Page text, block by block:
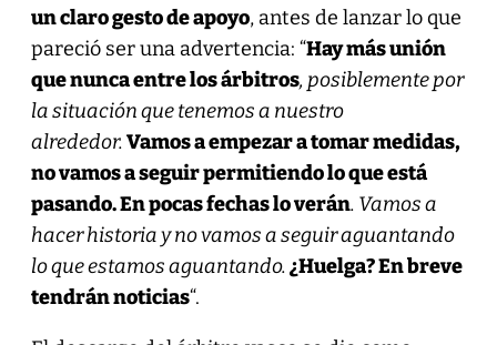
un claro gesto de apoyo, antes de lanzar lo que
pareció ser una advertencia: “Hay más unión
que nunca entre los árbitros, posiblemente por
la situación que tenemos a nuestro
alrededor.Vamos a empezar a tomar medidas,
no vamos a seguir permitiendo lo que está
pasando. En pocas fechas lo verán. Vamos a
hacer historia y no vamos a seguir aguantando
lo que estamos aguantando.¿Huelga? En breve
tendrán noticias“.